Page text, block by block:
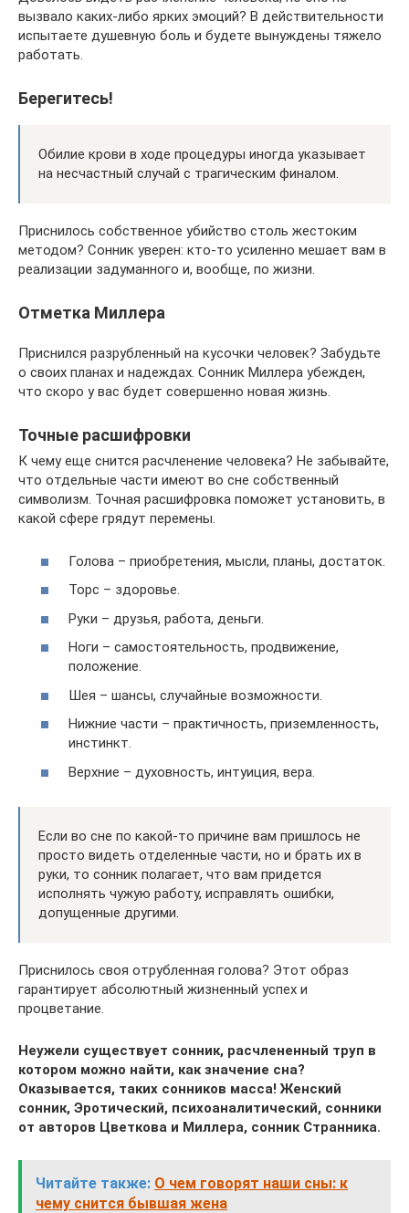
вызвало каких-либо ярких эмоций? В действительности
испытаете душевную боль и будете вынуждены тяжело
работать.
Берегитесь!
Обилие крови в ходе процедуры иногда указывает
на несчастный случай с трагическим финалом.
Приснилось собственное убийство столь жестоким
методом? Сонник уверен: кто-то усиленно мешает вам в
реализации задуманного и, вообще, по жизни.
Отметка Миллера
Приснился разрубленный на кусочки человек? Забудьте
о своих планах и надеждах. Сонник Миллера убежден,
что скоро у вас будет совершенно новая жизнь.
Точные расшифровки
К чему еще снится расчленение человека? Не забывайте,
что отдельные части имеют во сне собственный
символизм. Точная расшифровка поможет установить, в
какой сфере грядут перемены.
Голова – приобретения, мысли, планы, достаток.
Торс – здоровье.
Руки – друзья, работа, деньги.
Ноги – самостоятельность, продвижение,
положение.
Шея – шансы, случайные возможности.
Нижние части – практичность, приземленность,
инстинкт.
Верхние – духовность, интуиция, вера.
Если во сне по какой-то причине вам пришлось не
просто видеть отделенные части, но и брать их в
руки, то сонник полагает, что вам придется
исполнять чужую работу, исправлять ошибки,
допущенные другими.
Приснилось своя отрубленная голова? Этот образ
гарантирует абсолютный жизненный успех и
процветание.
Неужели существует сонник, расчлененный труп в
котором можно найти, как значение сна?
Оказывается, таких сонников масса! Женский
сонник, Эротический, психоаналитический, сонники
от авторов Цветкова и Миллера, сонник Странника.
Читайте также: О чем говорят наши сны: к
чему снится бывшая жена